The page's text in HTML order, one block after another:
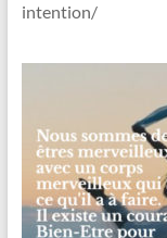
intention/